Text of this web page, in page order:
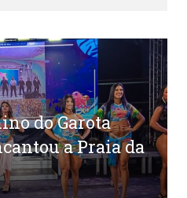
do Garota
a Praia da